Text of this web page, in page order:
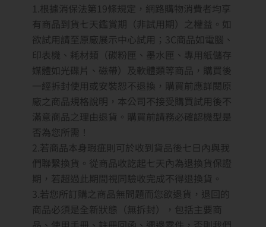
1.根據消保法第19條規定，網路購物消費者均享
有商品到貨七天鑑賞期（非試用期）之權益。如
欲試用請至原廠展示中心試用；3C商品如電腦、
印表機、耗材類（碳粉匣、墨水匣、專用紙儲存
媒體如光碟片、磁帶）及軟體類等商品，購買後
一經拆封使用或安裝恕不退換，購買前應詳閱原
廠之商品規格說明，本公司不接受購買試用後不
滿意商品之理由退貨。購買前請務必確認機型是
否為您所需！
2.若商品本身瑕疵則可於收到貨品後七日內與我
們聯繫換貨。從商品收訖起七天內為退換貨保證
期，若超過此期間視同驗收完成不得退換貨。
3.若您所訂購之商品無問題而您欲退貨，退回的
商品必須是全新狀態（無拆封），包括主要商